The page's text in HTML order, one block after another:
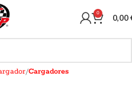
0 0,00
Cargadores